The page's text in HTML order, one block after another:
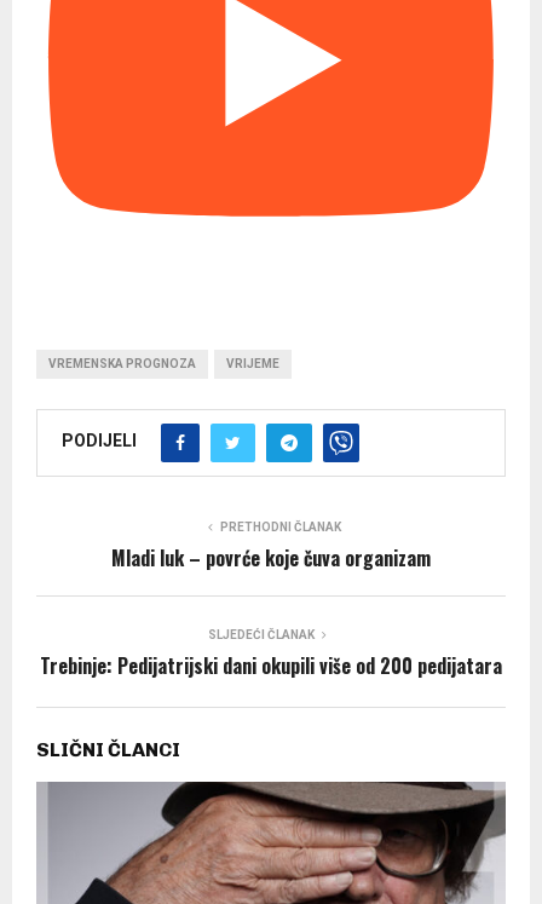
VREMENSKA PROGNOZA VRIJEME
PODIJELI
PRETHODNI ČLANAK
Mladi luk – povrće koje čuva organizam
SLJEDEĆI ČLANAK
Trebinje: Pedijatrijski dani okupili više od 200 pedijatara
SLIČNI ČLANCI